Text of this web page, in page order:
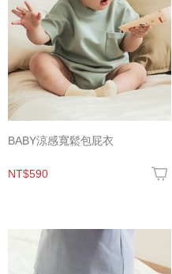
BABY涼感寬鬆包屁衣
NT$590